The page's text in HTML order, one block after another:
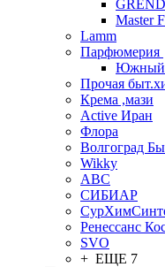
Master
Lamm
Парфюмерия
Южный
Прочая
Крема ,мази
Аctive Иран
Флора
Волгоград
Wikky
АВС
СИБИАР
Ренессанс
SVO
+ ЕЩЕ 7